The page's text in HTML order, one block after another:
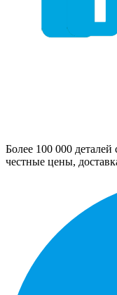
Более 100 000 деталей
честные цены,